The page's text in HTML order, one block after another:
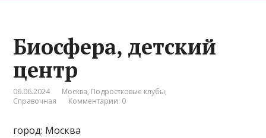
Биосфера, детский
центр
06.06.2024 Москва, Подростковые клубы,
Справочная
Комментарии: 0
город: Москва